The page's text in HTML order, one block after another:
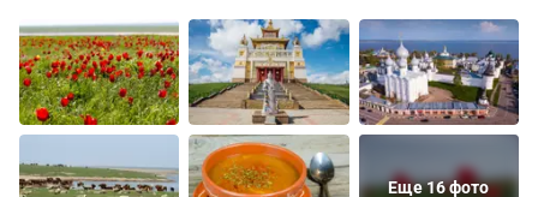
Еще 16 фото